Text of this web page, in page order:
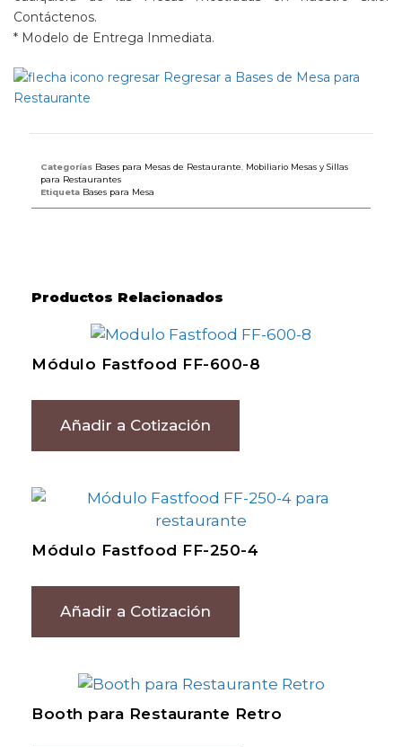
Contáctenos.
* Modelo de Entrega Inmediata.
Regresar a Bases de Mesa para
Restaurante
Categorías Bases para Mesas de Restaurante
Mobiliario Mesas y Sillas
para Restaurantes
Etiqueta Bases para Mesa
Productos Relacionados
Módulo Fastfood FF-600-8
Añadir a Cotización
Módulo Fastfood FF-250-4
Añadir a Cotización
Booth para Restaurante Retro